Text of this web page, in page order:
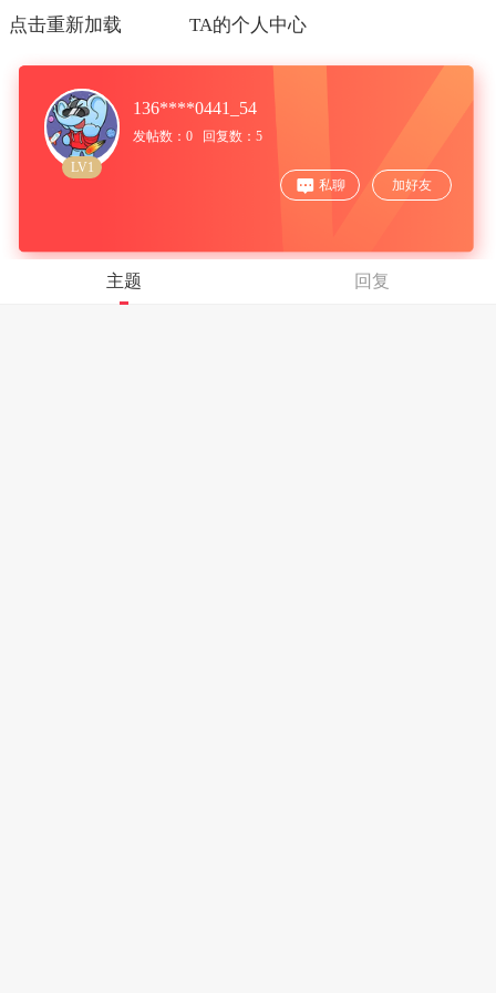
点击重新加载 TA的个人中心
LV1
136****0441_54
发帖数：0 回复数：5
私聊 加好友
主题 回复